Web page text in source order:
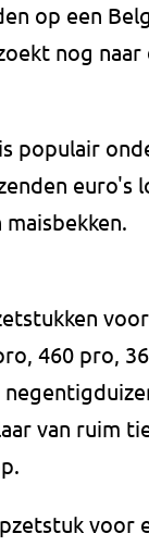
op een
nog naar
populair
euro's
460 pro,
van ruim
voor